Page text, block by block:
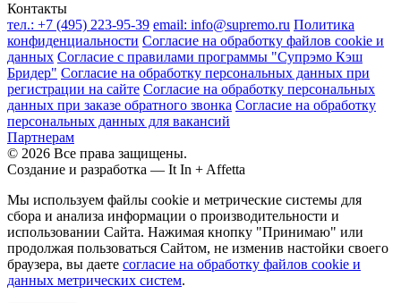
Контакты
тел.: +7 (495) 223-95-39 email: info@supremo.ru Политика
конфиденциальности Согласие на обработку файлов cookie и
данных Согласие с правилами программы "Супрэмо Кэш
Бридер" Согласие на обработку персональных данных при
регистрации на сайте Согласие на обработку персональных
данных при заказе обратного звонка Согласие на обработку
персональных данных для вакансий
Партнерам
© 2026 Все права защищены.
Создание и разработка — It In + Affetta
Мы используем файлы cookie и метрические системы для
сбора и анализа информации о производительности и
использовании Сайта. Нажимая кнопку "Принимаю" или
продолжая пользоваться Сайтом, не изменив настойки своего
браузера, вы даете согласие на обработку файлов cookie и
данных метрических систем.